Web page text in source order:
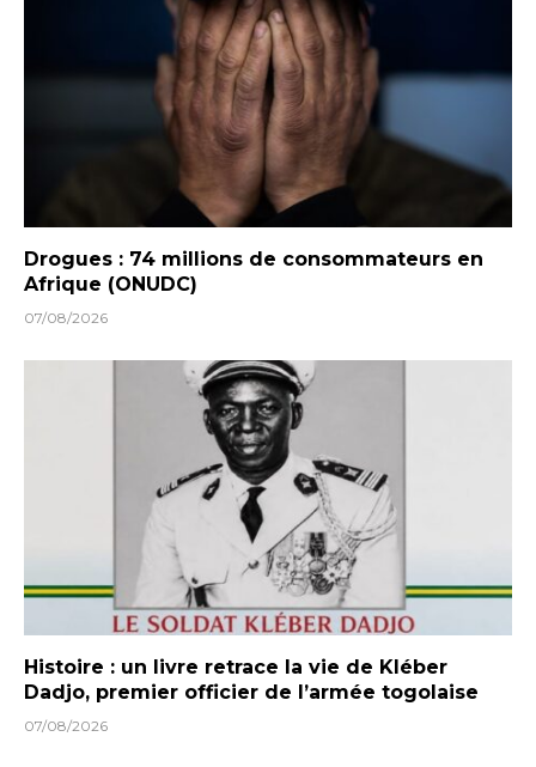
Drogues : 74 millions de consommateurs en
Afrique (ONUDC)
07/08/2026
Histoire : un livre retrace la vie de Kléber
Dadjo, premier officier de l’armée togolaise
07/08/2026